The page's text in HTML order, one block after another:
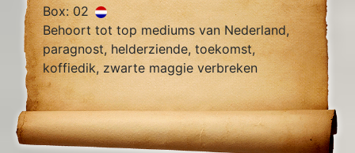
Box: 02
Behoort tot top mediums van Nederland,
paragnost, helderziende, toekomst,
koffiedik, zwarte maggie verbreken
zielsliefde, zielsverwanten, gidscontact,
relatieproblemen, levensvragen.